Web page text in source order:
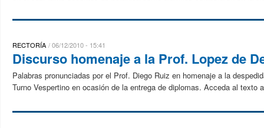
RECTORÍA 06/12/2010 - 15:41
Discurso homenaje a la Prof. Lopez de
Palabras pronunciadas por el Prof. Diego Ruiz en homenaje a la
Turno Vespertino en ocasión de la entrega de diplomas. Acceda al texto